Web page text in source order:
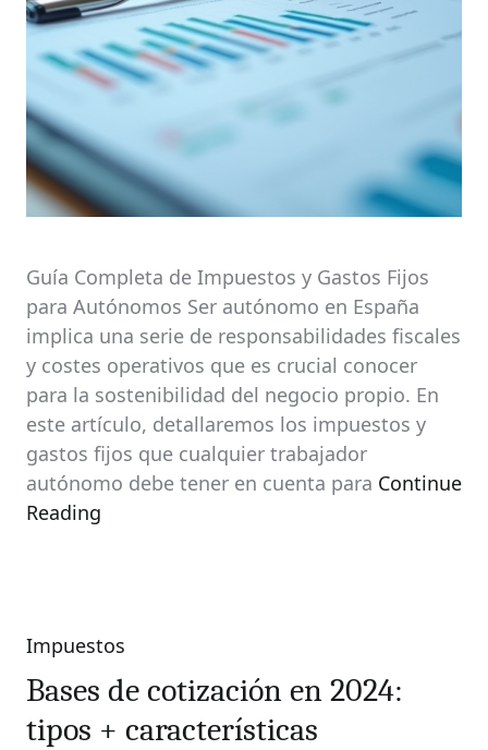
Guía Completa de Impuestos y Gastos Fijos
para Autónomos Ser autónomo en España
implica una serie de responsabilidades fiscales
y costes operativos que es crucial conocer
para la sostenibilidad del negocio propio. En
este artículo, detallaremos los impuestos y
gastos fijos que cualquier trabajador
autónomo debe tener en cuenta para Continue
Reading
Categories
Impuestos
Bases de cotización en 2024:
tipos + características